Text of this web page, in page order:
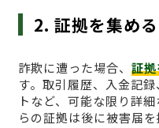
2. 証拠を集める
詐欺に遭った場合、 証
す。取引履歴、入金記
トなど、可能な限り詳
らの証拠は後に被害届